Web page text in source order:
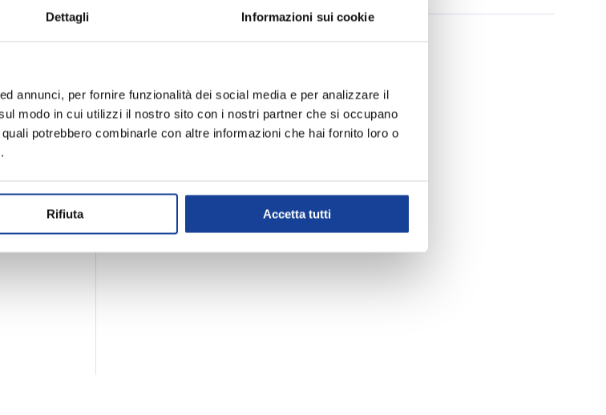
Dettagli Informazioni sui cookie
annunci, per fornire funzionalità dei social media e per analizzare il
modo in cui utilizzi il nostro sito con i nostri partner che si occupano
potrebbero combinarle con altre informazioni che hai fornito loro o
Rifiuta Accetta tutti
uomo
cotone,